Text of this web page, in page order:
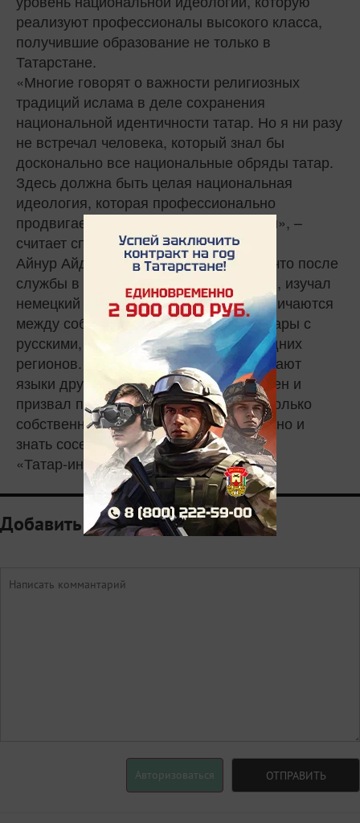
реализуют профессионалы высокого класса,
получившие образование не только в
Татарстане.
«Многие говорят о важности религиозных
традиций ислама в деле сохранения
национальной идентичности татар. Но я ни разу
не встречал человека, который знал бы
досконально все национальные обряды татар.
Здесь должна быть целая национальная
идеология, которая профессионально
продвигает татарский язык и традиции», –
считает спикер.
Айнур Айдельдинов рассказал о том, что после
службы в армии он учился в Германии, изучал
немецкий язык. «Народы Европы различаются
между собой так же примерно, как татары с
русскими, марийцами, жителями соседних
регионов. Но они, в отличие от нас, знают
языки друг друга», – заметил бизнесмен и
призвал присутствующих изучать не только
собственную национальную культуру, но и
знать соседей.
«Татар-информ»
Добавить комментарий
Авторизоваться ОТПРАВИТЬ